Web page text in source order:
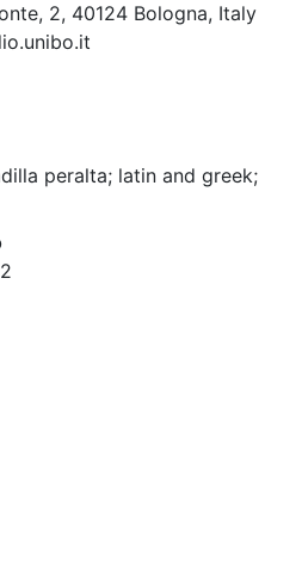
2, 40124 Bologna, Italy
peralta; latin and greek;